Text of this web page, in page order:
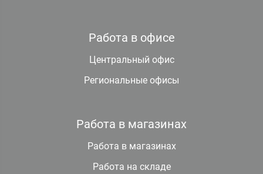
Работа в офисе
Центральный офис
Региональные офисы
Работа в магазинах
Работа в магазинах
Работа на складе